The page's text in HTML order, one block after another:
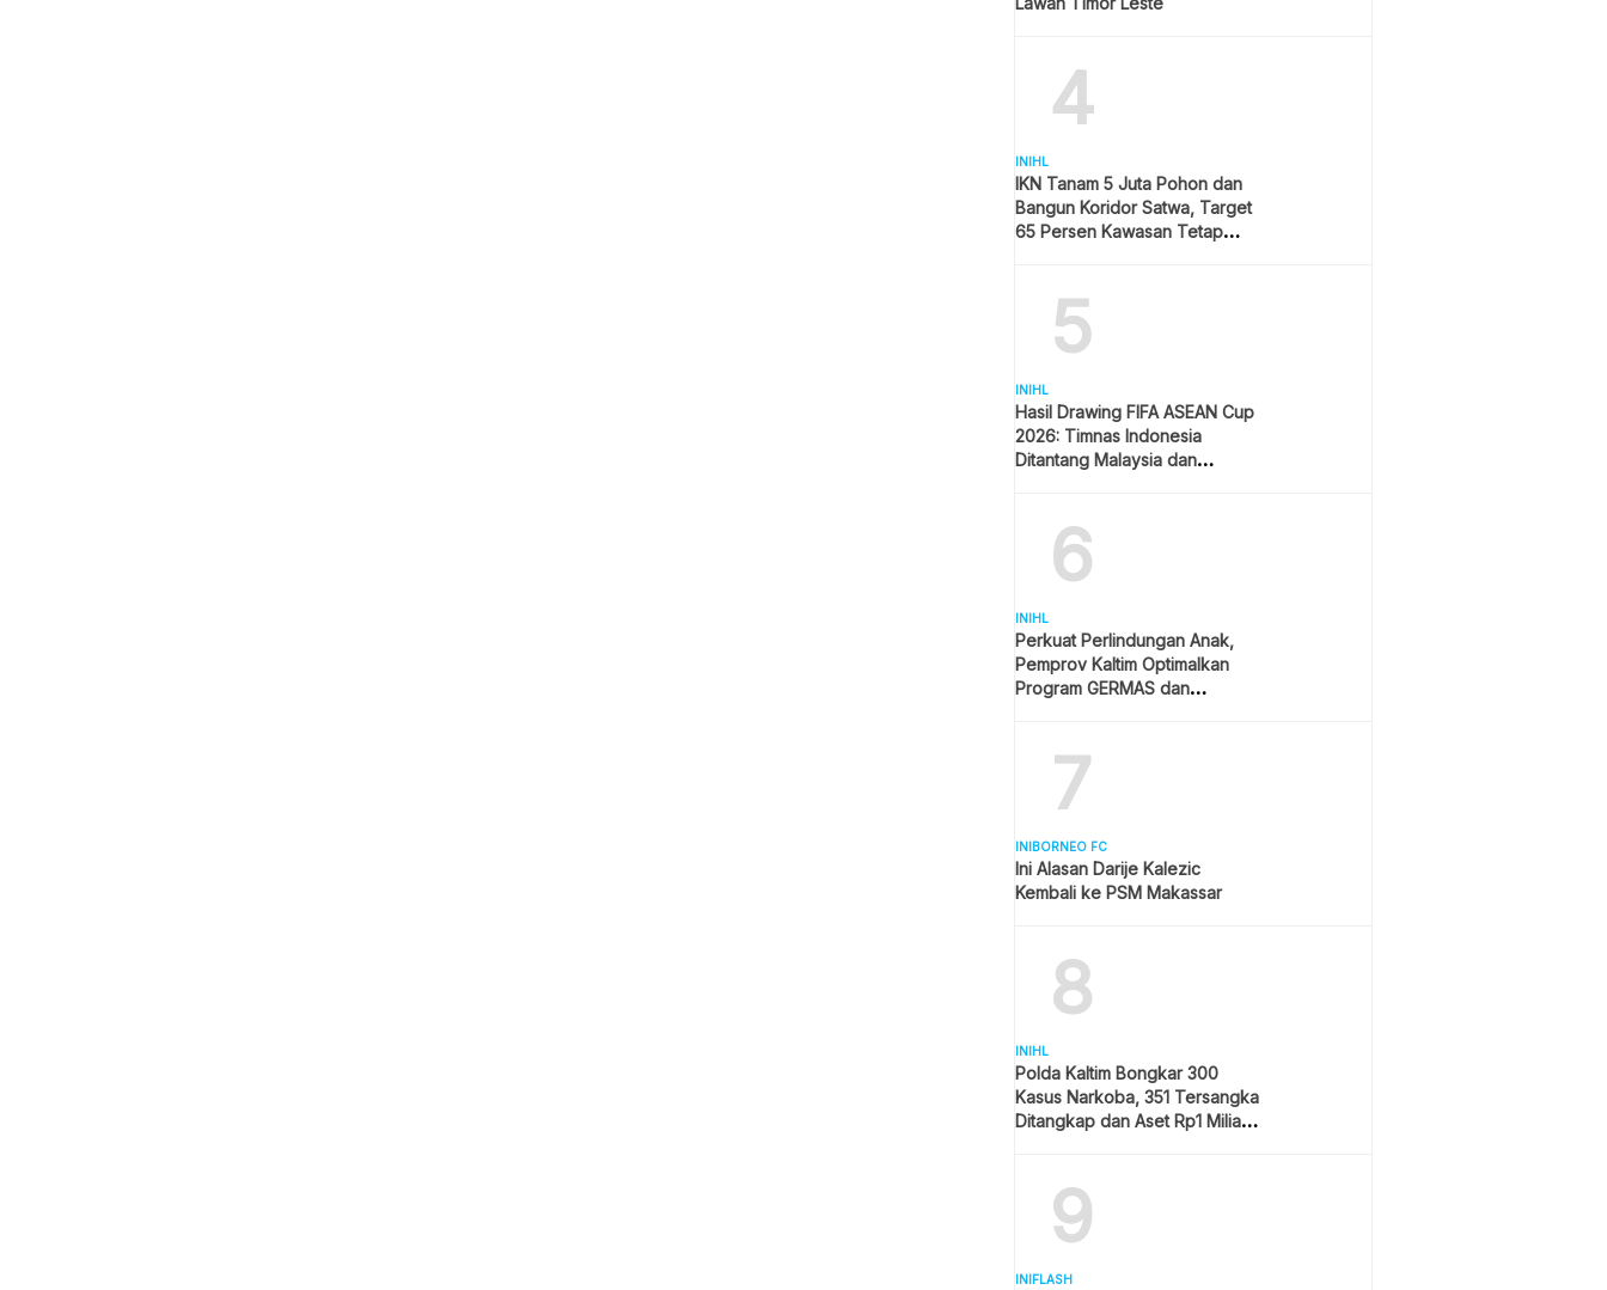
4
INIHL
IKN Tanam 5 Juta Pohon dan
Bangun Koridor Satwa, Target
65 Persen Kawasan Tetap
5
INIHL
Hasil Drawing FIFA ASEAN Cup
2026: Timnas Indonesia
Ditantang Malaysia dan
6
INIHL
Perkuat Perlindungan Anak,
Pemprov Kaltim Optimalkan
Program GERMAS dan
7
INIBORNEO FC
Ini Alasan Darije Kalezic
Kembali ke PSM Makassar
8
INIHL
Polda Kaltim Bongkar 300
Kasus Narkoba, 351 Tersangka
Ditangkap dan Aset Rp1 Miliar
9
INIFLASH